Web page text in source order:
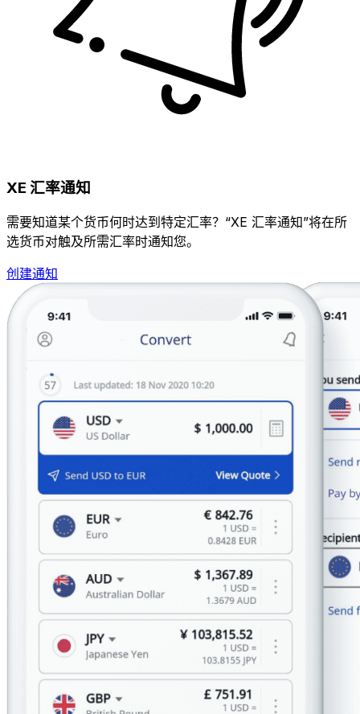
XE 汇率通知
需要知道某个货币何时达到特定汇率？“XE 汇率通知”将在所
选货币对触及所需汇率时通知您。
创建通知